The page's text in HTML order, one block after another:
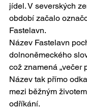
jídel. V severských
období začalo
Fastelavn.
Název Fastelavn
dolnoněmeckého
což znamená „večer
Název tak přímo
mezi běžným
odříkání.